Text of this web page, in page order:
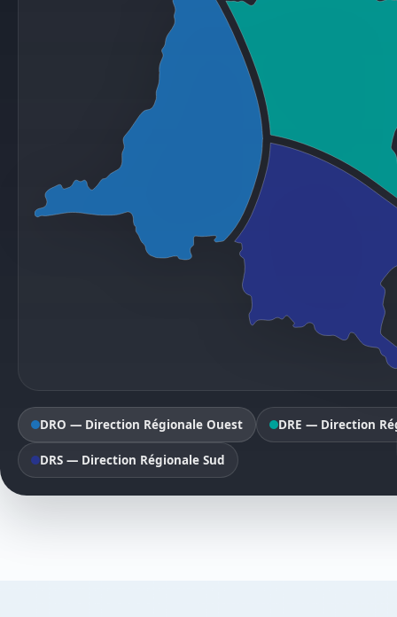
DRO — Direction Régionale Ouest DRE — Direction
DRS — Direction Régionale Sud